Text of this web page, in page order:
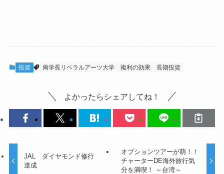
投資 両学長リベラルアーツ大学 複利の効果 長期投資
よかったらシェアしてね！
JAL ダイヤモンド修行
達成
オプションツアーが萌！！
チャーターDE海外旅行気
分を満喫！ ～台湾～